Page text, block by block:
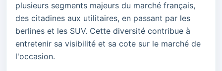
plusieurs segments majeurs du marché français,
des citadines aux utilitaires, en passant par les
berlines et les SUV. Cette diversité contribue à
entretenir sa visibilité et sa cote sur le marché de
l'occasion.